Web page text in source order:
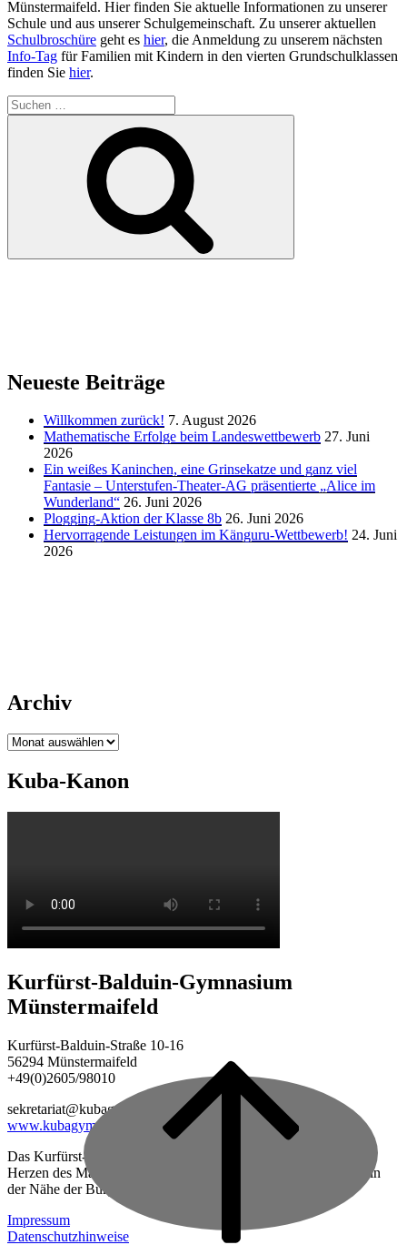
Münstermaifeld. Hier finden Sie aktuelle Informationen zu unserer
Schule und aus unserer Schulgemeinschaft. Zu unserer aktuellen
Schulbroschüre geht es hier, die Anmeldung zu unserem nächsten
Info-Tag für Familien mit Kindern in den vierten Grundschulklassen
finden Sie hier.
Suchen
nach:
Neueste Beiträge
Willkommen zurück! 7. August 2026
Mathematische Erfolge beim Landeswettbewerb 27. Juni
2026
Ein weißes Kaninchen, eine Grinsekatze und ganz viel
Fantasie – Unterstufen-Theater-AG präsentierte „Alice im
Wunderland“ 26. Juni 2026
Plogging-Aktion der Klasse 8b 26. Juni 2026
Hervorragende Leistungen im Känguru-Wettbewerb! 24. Juni
2026
Archiv
Archiv
Kuba-Kanon
top
Kurfürst-Balduin-Gymnasium
Münstermaifeld
Kurfürst-Balduin-Straße 10-16
56294 Münstermaifeld
+49(0)2605/98010
sekretariat@kubagym.de
www.kubagym.org
Das Kurfürst-Balduin-Gymnasium ist eine vierzügige Schule im
Herzen des Maifeldes, zwischen Mayen und Koblenz gelegen, in
der Nähe der Burg Eltz.
Impressum
Datenschutzhinweise